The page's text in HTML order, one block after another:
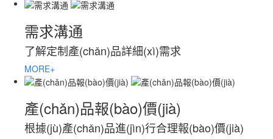
需求溝通
了解定制產(chǎn)品詳細(xì)需求
MORE+
產(chǎn)品報(bào)價(jià)
根據(jù)產(chǎn)品進(jìn)行合理報(bào)價(jià)